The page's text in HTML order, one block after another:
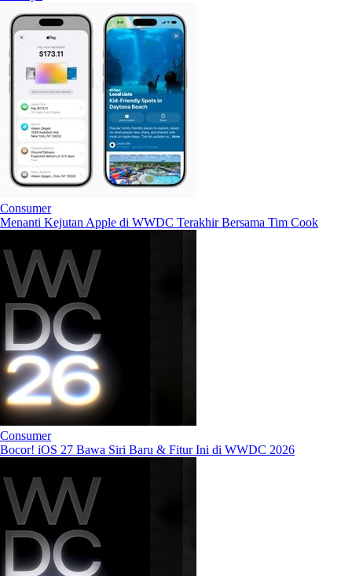
Consumer
Menanti Kejutan Apple di WWDC Terakhir Bersama Tim Cook
Consumer
Bocor! iOS 27 Bawa Siri Baru & Fitur Ini di WWDC 2026